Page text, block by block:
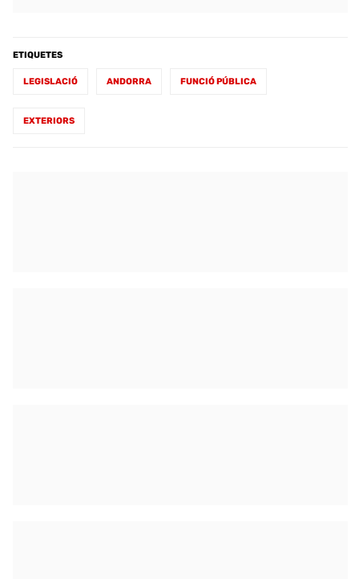
ETIQUETES
LEGISLACIÓ ANDORRA FUNCIÓ PÚBLICA
EXTERIORS